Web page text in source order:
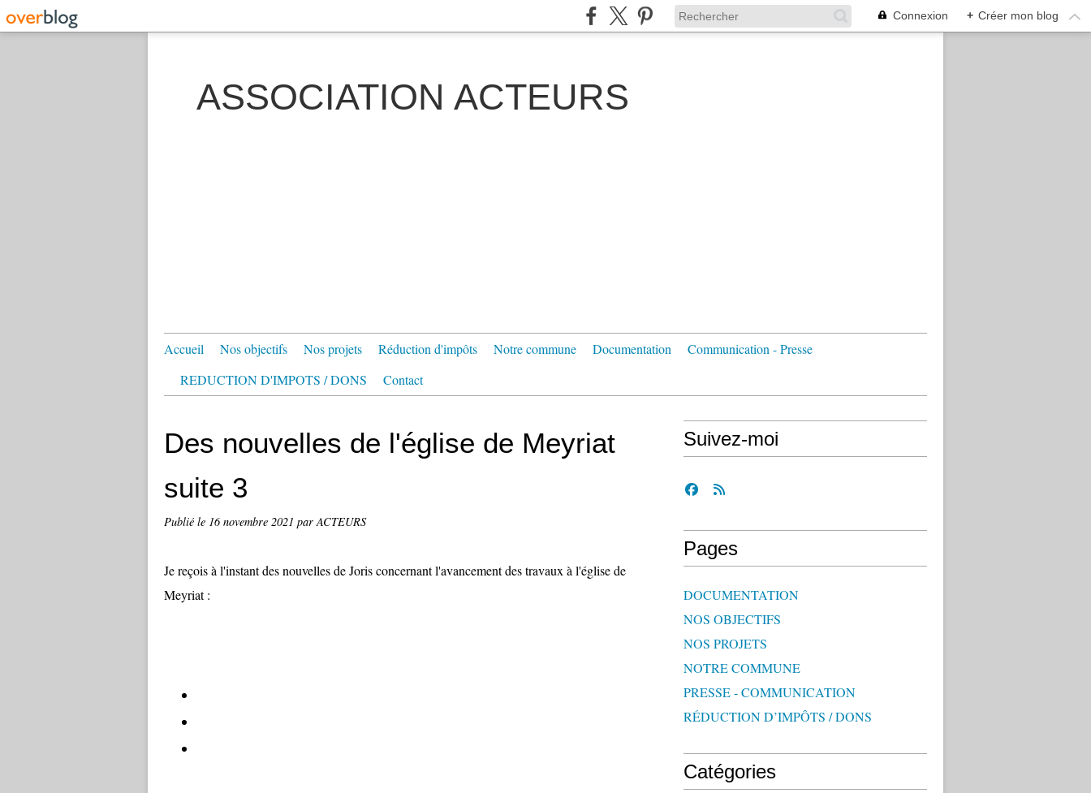
Connexion + Créer mon blog
ASSOCIATION ACTEURS
Accueil Nos objectifs Nos projets Réduction d'impôts Notre commune Documentation
Communication - Presse
REDUCTION D'IMPOTS / DONS
Contact
Des nouvelles de l'église de Meyriat
suite 3
Publié le 16 novembre 2021 par ACTEURS
Je reçois à l'instant des nouvelles de Joris concernant l'avancement des travaux à l'église de
Meyriat :
Suivez-moi
Pages
DOCUMENTATION
NOS OBJECTIFS
NOS PROJETS
NOTRE COMMUNE
PRESSE - COMMUNICATION
RÉDUCTION D’IMPÔTS / DONS
Catégories